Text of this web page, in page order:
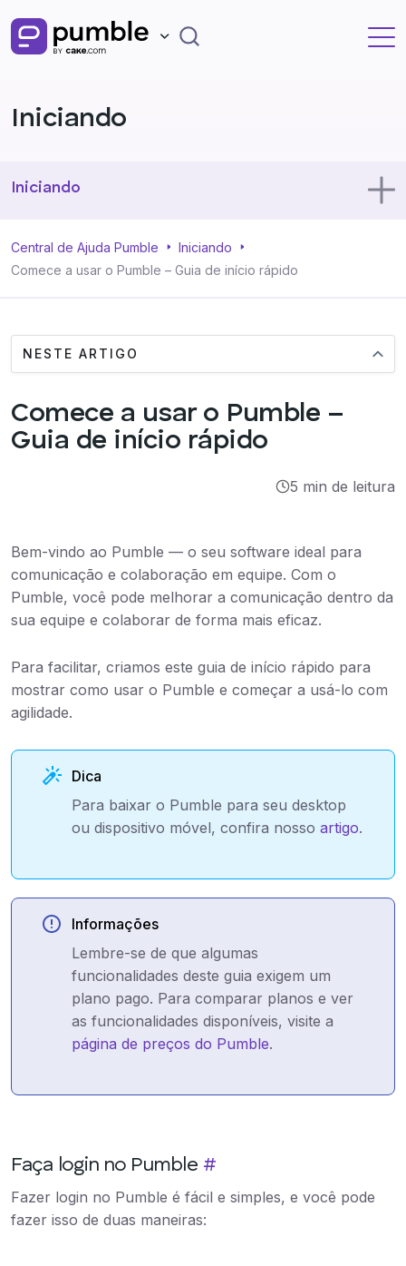
Iniciando
Integrações
Iniciando
Usando o Pumble
Administração
Central de Ajuda Pumble
Iniciando
Comece a usar o Pumble – Guia de início rápido
NESTE ARTIGO
Comece a usar o Pumble –
Guia de início rápido
5 min de leitura
Bem-vindo ao Pumble — o seu software ideal para
comunicação e colaboração em equipe. Com o
Pumble, você pode melhorar a comunicação dentro da
sua equipe e colaborar de forma mais eficaz.
Para facilitar, criamos este guia de início rápido para
mostrar como usar o Pumble e começar a usá-lo com
agilidade.
Dica
Para baixar o Pumble para seu desktop
ou dispositivo móvel, confira nosso artigo.
Informações
Lembre-se de que algumas
funcionalidades deste guia exigem um
plano pago. Para comparar planos e ver
as funcionalidades disponíveis, visite a
página de preços do Pumble.
Faça login no Pumble #
Fazer login no Pumble é fácil e simples, e você pode
fazer isso de duas maneiras: